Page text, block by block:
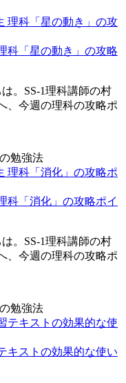
科「星の動き」の攻略
。SS-1理科講師の村
、今週の理科の攻略ポ
勉強法
科「消化」の攻略ポイ
。SS-1理科講師の村
、今週の理科の攻略ポ
勉強法
キストの効果的な使い